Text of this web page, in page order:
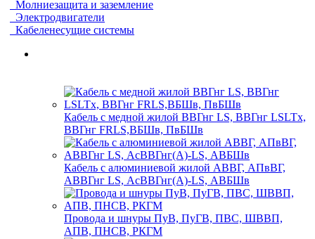
Молниезащита и заземление
Электродвигатели
Кабеленесущие системы
Кабель с медной жилой ВВГнг LS, ВВГнг LSLTx,
ВВГнг FRLS,ВБШв, ПвБШв
Кабель с алюминиевой жилой АВВГ, АПвВГ,
АВВГнг LS, АсВВГнг(А)-LS, АВБШв
Провода и шнуры ПуВ, ПуГВ, ПВС, ШВВП,
АПВ, ПНСВ, РКГМ